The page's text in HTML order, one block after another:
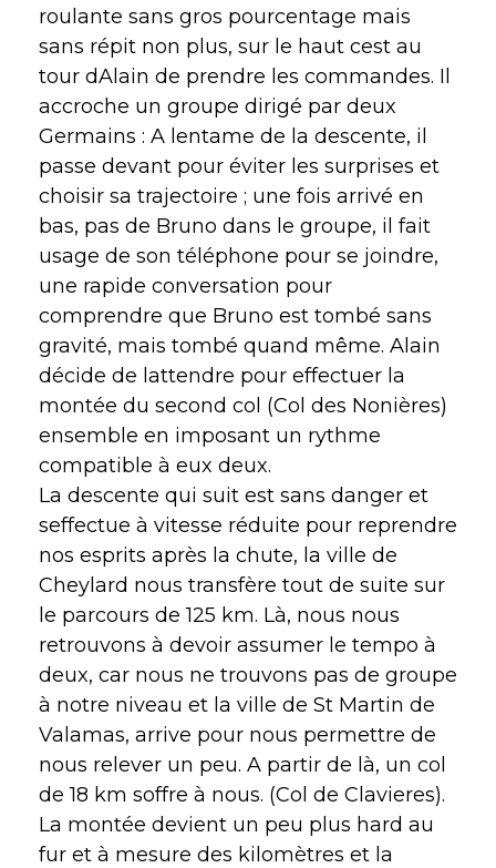
roulante sans gros pourcentage mais
sans répit non plus, sur le haut cest au
tour dAlain de prendre les commandes. Il
accroche un groupe dirigé par deux
Germains : A lentame de la descente, il
passe devant pour éviter les surprises et
choisir sa trajectoire ; une fois arrivé en
bas, pas de Bruno dans le groupe, il fait
usage de son téléphone pour se joindre,
une rapide conversation pour
comprendre que Bruno est tombé sans
gravité, mais tombé quand même. Alain
décide de lattendre pour effectuer la
montée du second col (Col des Nonières)
ensemble en imposant un rythme
compatible à eux deux.
La descente qui suit est sans danger et
seffectue à vitesse réduite pour reprendre
nos esprits après la chute, la ville de
Cheylard nous transfère tout de suite sur
le parcours de 125 km. Là, nous nous
retrouvons à devoir assumer le tempo à
deux, car nous ne trouvons pas de groupe
à notre niveau et la ville de St Martin de
Valamas, arrive pour nous permettre de
nous relever un peu. A partir de là, un col
de 18 km soffre à nous. (Col de Clavieres).
La montée devient un peu plus hard au
fur et à mesure des kilomètres et la